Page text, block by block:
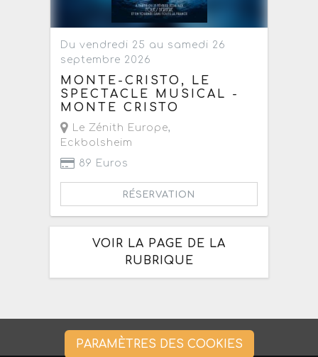
Du vendredi 25 au samedi 26
septembre 2026
MONTE-CRISTO, LE
SPECTACLE MUSICAL -
MONTE CRISTO
Le Zénith Europe,
Eckbolsheim
89 Euros
RÉSERVATION
VOIR LA PAGE DE LA
RUBRIQUE
PARAMÈTRES DES COOKIES